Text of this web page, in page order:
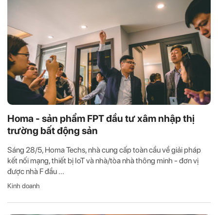
Homa - sản phẩm FPT đầu tư xâm nhập thị
trường bất động sản
Sáng 28/5, Homa Techs, nhà cung cấp toàn cầu về giải pháp
kết nối mạng, thiết bị IoT và nhà/tòa nhà thông minh - đơn vị
được nhà F đầu ...
Kinh doanh